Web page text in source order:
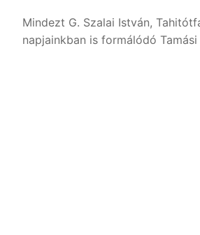
Mindezt G. Szalai István,
napjainkban is formálódó